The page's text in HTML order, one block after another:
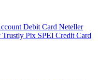
Debit Card Neteller
Trustly Pix SPEI Credit Card